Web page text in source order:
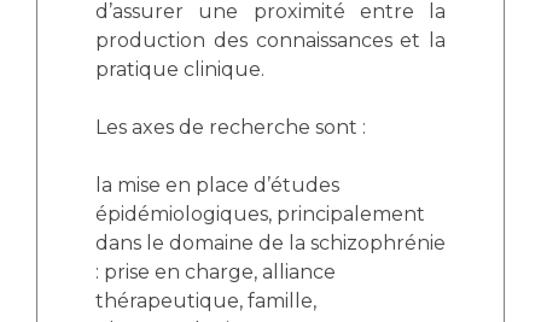
d’assurer une proximité entre la
production des connaissances et la
pratique clinique.
Les axes de recherche sont :
la mise en place d’études
épidémiologiques, principalement
dans le domaine de la schizophrénie
: prise en charge, alliance
thérapeutique, famille,